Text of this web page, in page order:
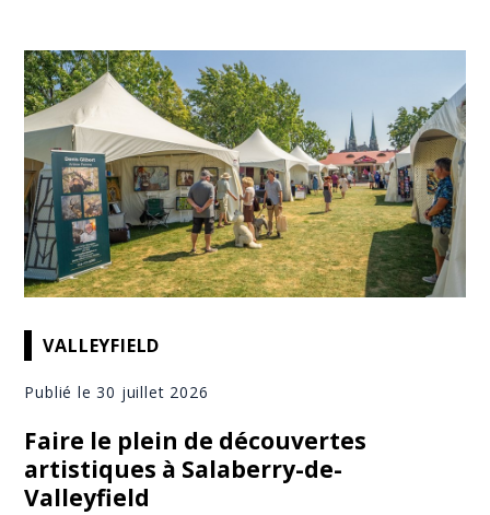
VALLEYFIELD
Publié le 30 juillet 2026
Faire le plein de découvertes
artistiques à Salaberry-de-
Valleyfield